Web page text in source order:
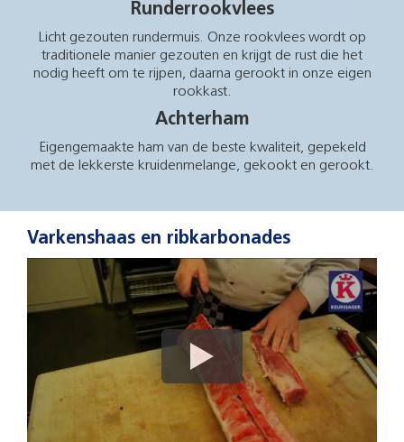
Runderrookvlees
Licht gezouten rundermuis. Onze rookvlees wordt op
traditionele manier gezouten en krijgt de rust die het
nodig heeft om te rijpen, daarna gerookt in onze eigen
rookkast.
Achterham
Eigengemaakte ham van de beste kwaliteit, gepekeld
met de lekkerste kruidenmelange, gekookt en gerookt.
Varkenshaas en ribkarbonades